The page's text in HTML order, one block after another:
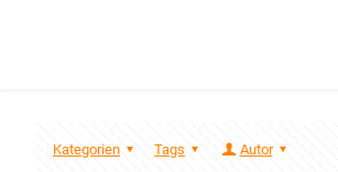
Kategorien Tags Autor